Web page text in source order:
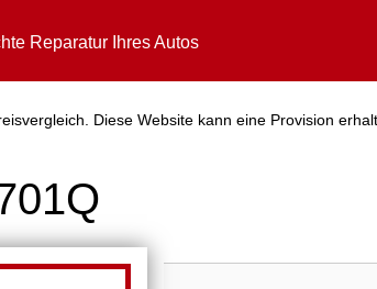
Reparatur Ihres Autos
Diese Website kann eine Provision